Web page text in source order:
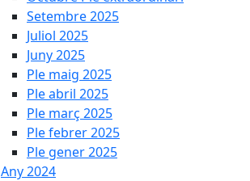
Setembre 2025
Juliol 2025
Juny 2025
Ple maig 2025
Ple abril 2025
Ple març 2025
Ple febrer 2025
Ple gener 2025
Any 2024